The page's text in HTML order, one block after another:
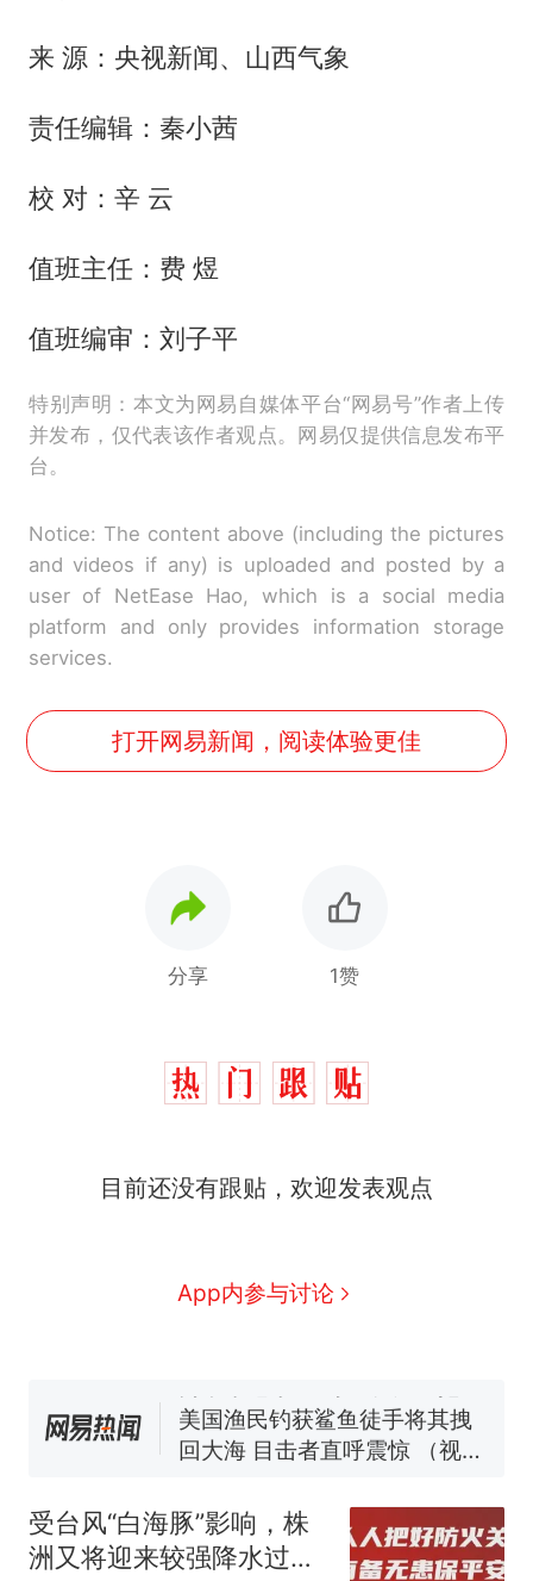
来 源：央视新闻、山西气象
责任编辑：秦小茜
校 对：辛 云
值班主任：费 煜
值班编审：刘子平
特别声明：本文为网易自媒体平台“网易号”作者上传
并发布，仅代表该作者观点。网易仅提供信息发布平
台。
Notice: The content above (including the pictures
and videos if any) is uploaded and posted by a
user of NetEase Hao, which is a social media
platform and only provides information storage
services.
打开网易新闻，阅读体验更佳
分享 1赞
目前还没有跟贴，欢迎发表观点
App内参与讨论
因老师一句“跟我回家”改写了
费大厨“全国小炒肉大王”称
140多朵
美国渔民钓获鲨鱼徒手将其拽
回大海 目击者直呼震惊 （视频
官方通报
热 那个在床头放菜刀的女孩，
因老师一句“跟我回家”改写了
受台风“白海豚”影响，株
洲又将迎来较强降水过